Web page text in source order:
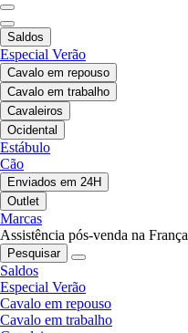
Saldos
Especial Verão
Cavalo em repouso
Cavalo em trabalho
Cavaleiros
Ocidental
Estábulo
Cão
Enviados em 24H
Outlet
Marcas
Assistência pós-venda na França
Pesquisar
Saldos
Especial Verão
Cavalo em repouso
Cavalo em trabalho